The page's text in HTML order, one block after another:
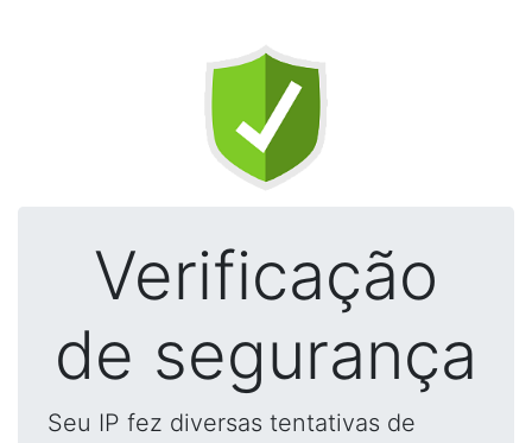
Verificação
de segurança
Seu IP fez diversas tentativas de